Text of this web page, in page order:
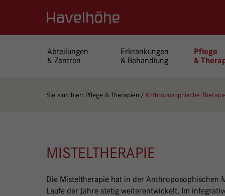
Logo Gemeinschaftskrankenhaus Havelhöhe
Abteilungen
& Zentren
Erkrankungen
& Behandlung
Pflege
&
Sie sind hier: Pflege & Therapien Anthroposophische
MISTELTHERAPIE
Die Misteltherapie hat in der Anthroposophischen
Laufe der Jahre stetig weiterentwickelt. Im